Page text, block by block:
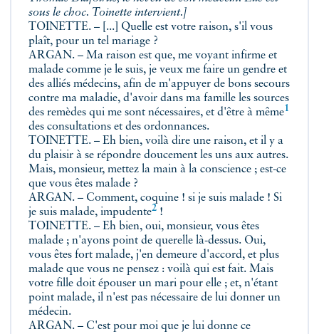
sous le choc. Toinette intervient.]
TOINETTE. – [...] Quelle est votre raison, s'il vous
plaît, pour un tel mariage ?
ARGAN. – Ma raison est que, me voyant infirme et
malade comme je le suis, je veux me faire un gendre et
des alliés médecins, afin de m'appuyer de bons secours
contre ma maladie, d'avoir dans ma famille les sources
des remèdes qui me sont nécessaires, et d'être à même1
des consultations et des ordonnances.
TOINETTE. – Eh bien, voilà dire une raison, et il y a
du plaisir à se répondre doucement les uns aux autres.
Mais, monsieur, mettez la main à la conscience ; est-ce
que vous êtes malade ?
ARGAN. – Comment, coquine ! si je suis malade ! Si
je suis malade, impudente2 !
TOINETTE. – Eh bien, oui, monsieur, vous êtes
malade ; n'ayons point de querelle là-dessus. Oui,
vous êtes fort malade, j'en demeure d'accord, et plus
malade que vous ne pensez : voilà qui est fait. Mais
votre fille doit épouser un mari pour elle ; et, n'étant
point malade, il n'est pas nécessaire de lui donner un
médecin.
ARGAN. – C'est pour moi que je lui donne ce